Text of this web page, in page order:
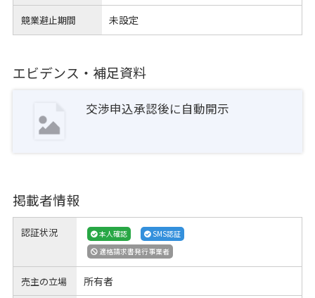
競業避止期間 未設定
エビデンス・補足資料
交渉申込承認後に自動開示
掲載者情報
認証状況 本人確認
SMS認証
適格請求書発行事業者
売主の立場 所有者